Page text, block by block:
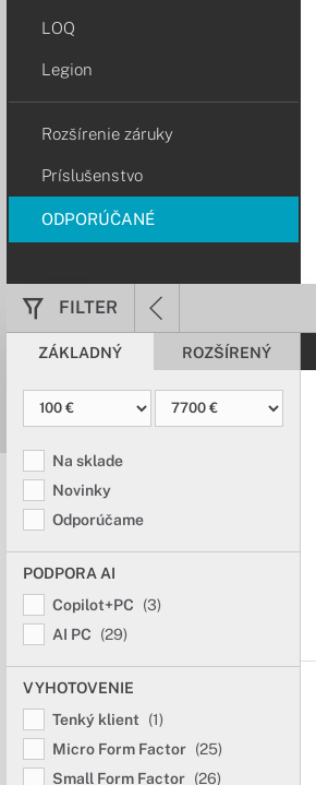
LOQ
Legion
Rozšírenie záruky
Príslušenstvo
ODPORÚČANÉ
FILTER
ZÁKLADNÝ ROZŠÍRENÝ
Na sklade
Novinky
Odporúčame
PODPORA AI
Copilot+PC
(3)
AI PC
(29)
VYHOTOVENIE
Tenký klient
(1)
Micro Form Factor (25)
Small Form Factor (26)